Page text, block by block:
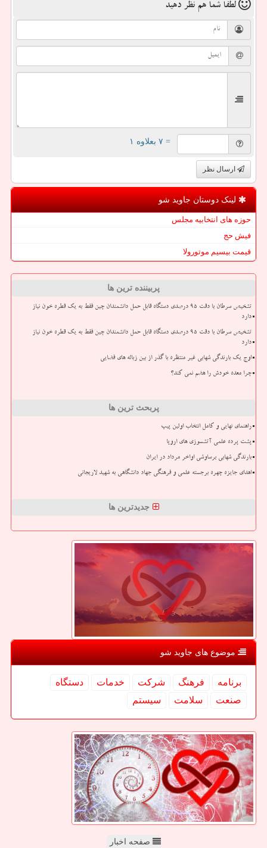
لطفا شما هم نظر دهید
= ۷ بعلاوه ۱
ارسال نظر
لینک دوستان جاوید شو
حوزه های انتخابیه مجلس
فیش حج
قیمت بیسیم موتورولا
پربیننده ترین ها
تشخیص سرطان با دقت ۹۵ درصدی دستگاه قابل حمل دانشمندان چین فقط به یک قطره خون نیاز
دارد
تشخیص سرطان با دقت ۹۵ درصدی دستگاه قابل حمل دانشمندان چین فقط به یک قطره خون نیاز
دارد
اوج یک بارندگی شهابی غیر منتظره با گذر از بین زباله های فضایی
چرا معده خودش را هضم نمی کند؟
پربحث ترین ها
راهنمای نهایی و کامل انتخاب اولین پیپ
پشت پرده علمی آتشسوزی های اروپا
بارندگی شهابی برساوشی اواخر مرداد در ایران
اهدای جایزه چهره برجسته علمی و فرهنگی جهاد دانشگاهی به شهید لاریجانی
جدیدترین ها
موضوع های جاوید شو
برنامه فرهنگ شركت خدمات
دستگاه
صنعت
سلامت سیستم
صفحه اخبار